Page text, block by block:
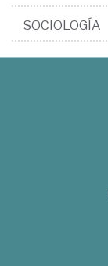
SOCIOLOGÍA